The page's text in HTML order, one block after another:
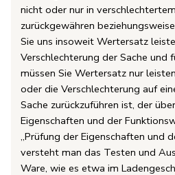
nicht oder nur in
zurückgewähren
Sie uns insoweit Wertersatz
Verschlechterung der Sache und
müssen Sie Wertersatz nur
oder die Verschlechterung auf
Sache zurückzuführen ist, der
Eigenschaften und der
„Prüfung der Eigenschaften und
versteht man das Testen und
Ware, wie es etwa im